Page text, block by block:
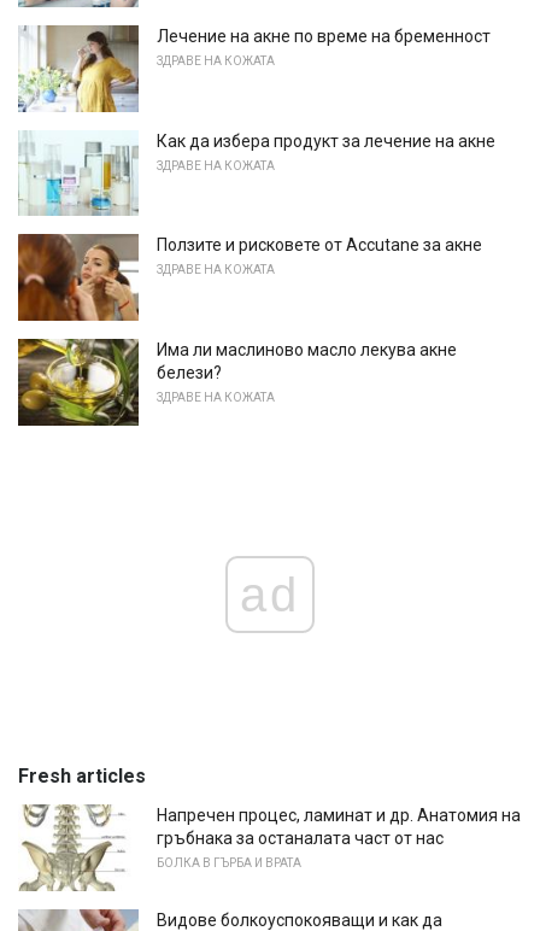
Лечение на акне по време на бременност
ЗДРАВЕ НА КОЖАТА
Как да избера продукт за лечение на акне
ЗДРАВЕ НА КОЖАТА
Ползите и рисковете от Accutane за акне
ЗДРАВЕ НА КОЖАТА
Има ли маслиново масло лекува акне
белези?
ЗДРАВЕ НА КОЖАТА
ad
Fresh articles
Напречен процес, ламинат и др. Анатомия на
гръбнака за останалата част от нас
БОЛКА В ГЪРБА И ВРАТА
Видове болкоуспокояващи и как да